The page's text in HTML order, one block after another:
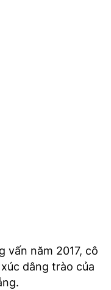
vấn năm 2017, cô
dâng trào của